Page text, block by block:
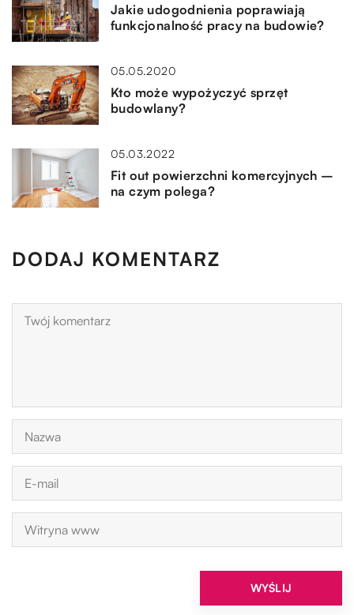
Jakie udogodnienia poprawiają
funkcjonalność pracy na budowie?
05.05.2020
Kto może wypożyczyć sprzęt
budowlany?
05.03.2022
Fit out powierzchni komercyjnych –
na czym polega?
DODAJ KOMENTARZ